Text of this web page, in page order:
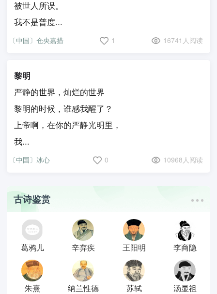
被世人所误。
我不是普度...
〔中国〕仓央嘉措 1 16741人阅读
黎明
严静的世界，灿烂的世界
黎明的时候，谁感我醒了？
上帝啊，在你的严静光明里，
我...
〔中国〕冰心 0 10968人阅读
古诗鉴赏
葛鸦儿 辛弃疾 王阳明 李商隐
朱熹 纳兰性德 苏轼 汤显祖